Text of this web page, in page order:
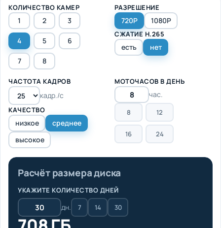
1 2 3
4 5 6
7 8
720P 1080P
СЖАТИЕ H.265
есть нет
КАЧЕСТВО
низкое
среднее
высокое
Расчёт размера диска
7 14 30
708 ГБ